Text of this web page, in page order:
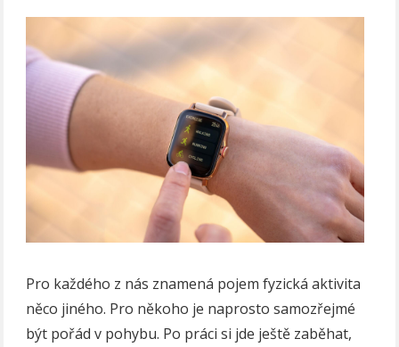
Pro každého z nás znamená pojem fyzická aktivita
něco jiného. Pro někoho je naprosto samozřejmé
být pořád v pohybu. Po práci si jde ještě zaběhat,